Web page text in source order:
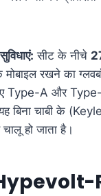
सीट के नीचे
रखने का
Type-A और Type-C
बिना चाबी के
हो जाता है।